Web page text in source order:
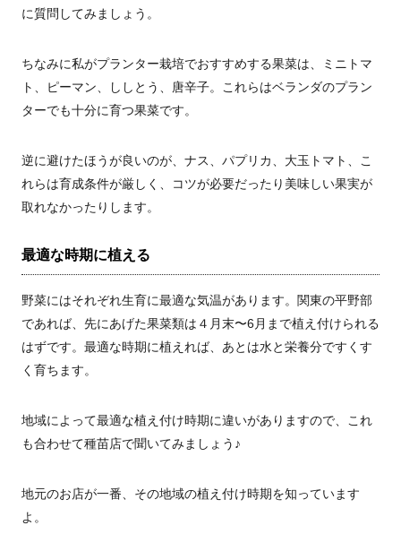
に質問してみましょう。
ちなみに私がプランター栽培でおすすめする果菜は、ミニトマ
ト、ピーマン、ししとう、唐辛子。これらはベランダのプラン
ターでも十分に育つ果菜です。
逆に避けたほうが良いのが、ナス、パプリカ、大玉トマト、こ
れらは育成条件が厳しく、コツが必要だったり美味しい果実が
取れなかったりします。
最適な時期に植える
野菜にはそれぞれ生育に最適な気温があります。関東の平野部
であれば、先にあげた果菜類は４月末〜6 月まで植え付けられる
はずです。最適な時期に植えれば、あとは水と栄養分ですくす
く育ちます。
地域によって最適な植え付け時期に違いがありますので、これ
も合わせて種苗店で聞いてみましょう♪
地元のお店が一番、その地域の植え付け時期を知っています
よ。